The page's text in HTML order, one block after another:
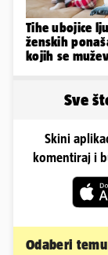
Tihe ubojice
ženskih
kojih se
Sve
Skini
komentiraj i
Odaberi